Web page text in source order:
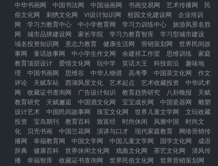
中华书画网 中国书法网 中国油画网 书画交易网 艺术传播网
民
俗文化网
刺绣文化网 VI设计知识网 校园文化建设网
企业培训
网
学习力教育中心 中小学教育网 学习力训练中心
旅游风景名胜
网
城市品牌建设网 家长学院 学习力教育智库
学习型城市建设
域名投资知识网
意志力教育 健康生活网 营销策划网
世界民间故
事网
童话故事网 中小学生作文网 余建祥工作室 思维训练
家庭
教育顶层设计
爱情文化网 玩中学 笑话大王 科技前沿
趣味地
理
中国书画网 思维谷 中华人物谱 高考季 中国茶文化网
作文
评论
天赋车站 西湖风景文化 艺术起点 艺术收藏投资
中华武术
网
收藏证书查询网 广告设计知识 教育趋势研究 八卦晚报
天赋
教育研究
天赋邂逅 中国酒文化网 宝宝成长网 中国瓷器网
雕塑
设计艺术
中国民间故事网 珠宝文化网 世界儿童文学网
文玩收藏
投资
宝岛期刊 教育百科 致富经 时尚休闲 风雅中国
时尚文
化
贝壳书画 中国兰花网 演讲与口才 现代家庭教育
网络营销传
播网
幸福教育网 中国文学网 中国儿童文学网 国学文化网
成语
辞典
健康百科 世界休闲文化网 戏曲文化网 茶艺文化网
清风传
播
幸福智库 收藏证书查询网 世界民俗文化网 世界营销策划网